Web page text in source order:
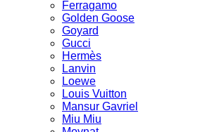
Ferragamo
Golden Goose
Goyard
Gucci
Hermès
Lanvin
Loewe
Louis Vuitton
Mansur Gavriel
Miu Miu